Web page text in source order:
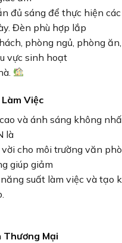
đủ sáng để thực hiện
Đèn phù hợp lắp
phòng ngủ, phòng
vực sinh hoạt
Việc
và ánh sáng không
là
cho môi trường văn
giúp giảm
suất làm việc và tạo
Thương Mại